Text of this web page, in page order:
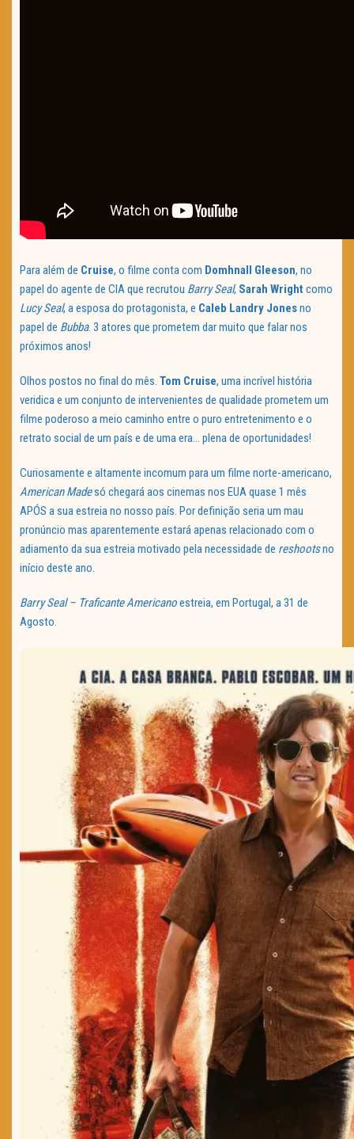
Para além de Cruise, o filme conta com Domhnall Gleeson, no
papel do agente de CIA que recrutou Barry Seal, Sarah Wrightcomo
Lucy Seal, a esposa do protagonista, e Caleb Landry Jonesno
papel de Bubba. 3 atores que prometem dar muito que falar nos
próximos anos!
Olhos postos no final do mês. Tom Cruise, uma incrível história
veridica e um conjunto de intervenientes de qualidade prometem um
filme poderoso a meio caminho entre o puro entretenimento e o
retrato social de um país e de uma era… plena de oportunidades!
Curiosamente e altamente incomum para um filme norte-americano,
American Madesó chegará aos cinemas nos EUA quase 1 mês
APÓS a sua estreia no nosso país. Por definição seria um mau
pronúncio mas aparentemente estará apenas relacionado com o
adiamento da sua estreia motivado pela necessidade de reshootsno
início deste ano.
Barry Seal – Traficante Americanoestreia, em Portugal, a 31 de
Agosto.